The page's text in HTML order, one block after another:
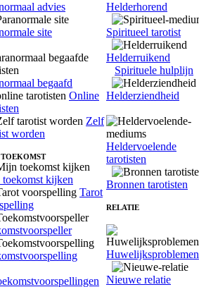
advies
site
begaafd
Online
Zelf
worden
kijken
Tarot
Helderhorend
Spiritueel tarotist
Helderruikend
Spirituele hulplijn
Helderziendheid
Heldervoelende
tarotisten
Bronnen tarotisten
RELATIE
Huwelijksproblemen
Nieuwe relatie